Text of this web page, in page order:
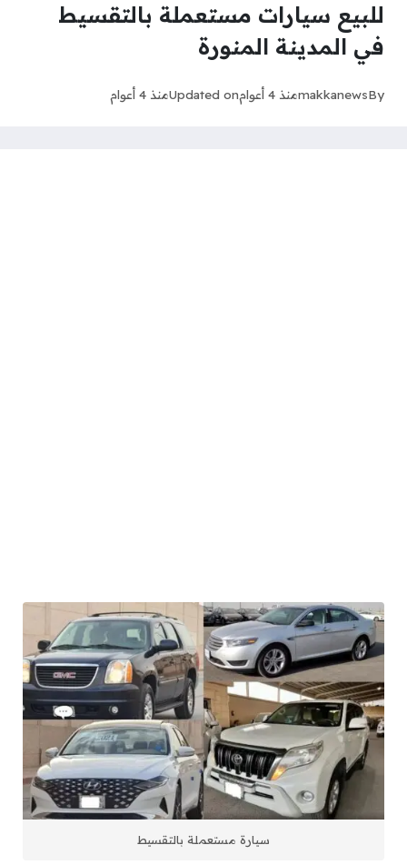
للبيع سيارات مستعملة بالتقسيط
في المدينة المنورة
By
makkanewsمنذ 4 أعوام Updated onمنذ 4 أعوام
سيارة مستعملة بالتقسيط